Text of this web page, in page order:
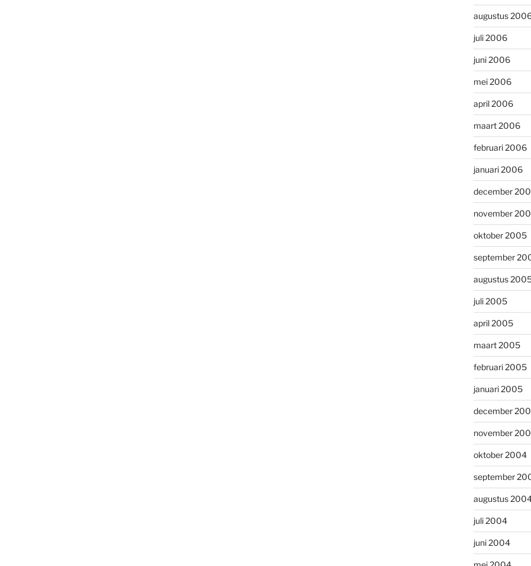
augustus
juli 2006
juni 2006
mei 2006
april 2006
maart 2006
februari 2006
januari 2006
december
november
oktober 2005
september
augustus
juli 2005
april 2005
maart 2005
februari 2005
januari 2005
december
november
oktober 2004
september
augustus
juli 2004
juni 2004